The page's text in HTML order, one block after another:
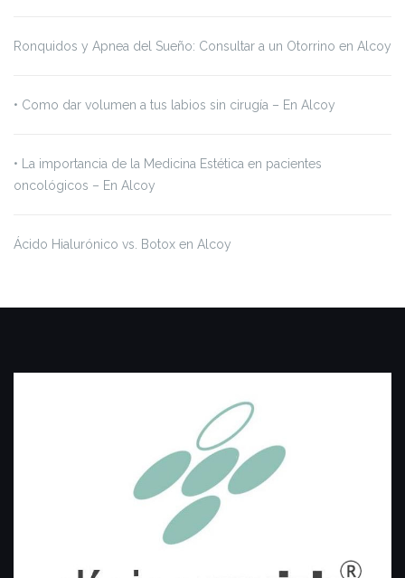
Ronquidos y Apnea del Sueño: Consultar a un Otorrino en Alcoy
•⁠ ⁠Como dar volumen a tus labios sin cirugía – En Alcoy
•⁠ ⁠La importancia de la Medicina Estética en pacientes
oncológicos – En Alcoy
Ácido Hialurónico vs. Botox en Alcoy